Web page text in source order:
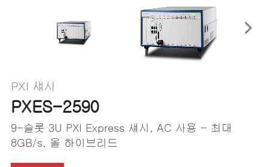
PXI 섀시
PXES-2590
9-슬롯 3U PXI Express 섀시, AC 사용 - 최대
8GB/s, 올 하이브리드